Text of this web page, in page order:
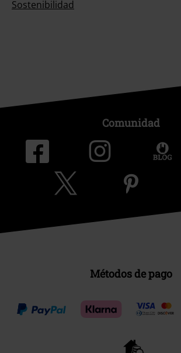
Sostenibilidad
Comunidad
Métodos de pago